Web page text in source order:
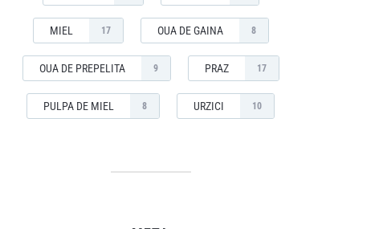
MIEL 17 OUA DE GAINA 8
OUA DE PREPELITA 9 PRAZ 17
PULPA DE MIEL 8 URZICI 10